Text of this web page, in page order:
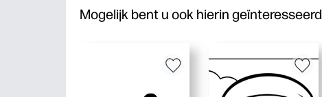
Mogelijk bent u ook hierin geïnteresseerd